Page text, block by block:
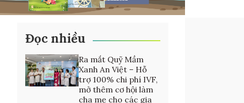
Đọc nhiều
Ra mắt Quỹ Mầm
Xanh An Việt – Hỗ
trợ 100% chi phí IVF,
mở thêm cơ hội làm
cha mẹ cho các gia